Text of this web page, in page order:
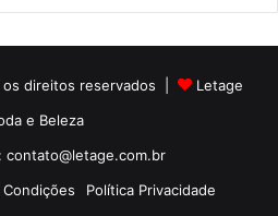
direitos reservados |
Letage
e Beleza
contato@letage.com.br
Política Privacidade